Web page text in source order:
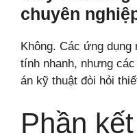
chuyên
Không. Các ứng
tính nhanh, nhưng
án kỹ thuật đòi hỏi
Phần